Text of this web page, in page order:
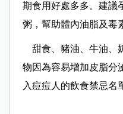
期食用好處多多。建議
粥，幫助體內油脂及毒
甜食、豬油、牛油、
物因為容易增加皮脂分
入痘痘人的飲食禁忌名